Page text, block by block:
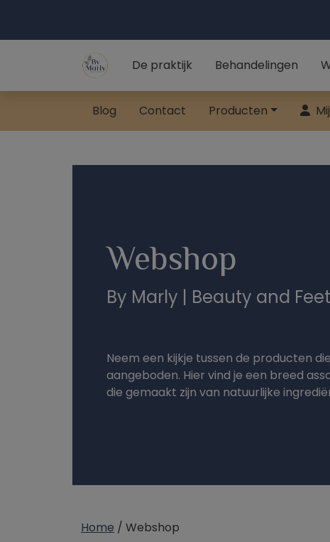
De praktijk Behandelingen
Blog Contact Producten
Webshop
By Marly | Beauty and Feet
Neem een kijkje tussen de producten
aangeboden. Hier vind je een breed
die gemaakt zijn van natuurlijke
Home / Webshop